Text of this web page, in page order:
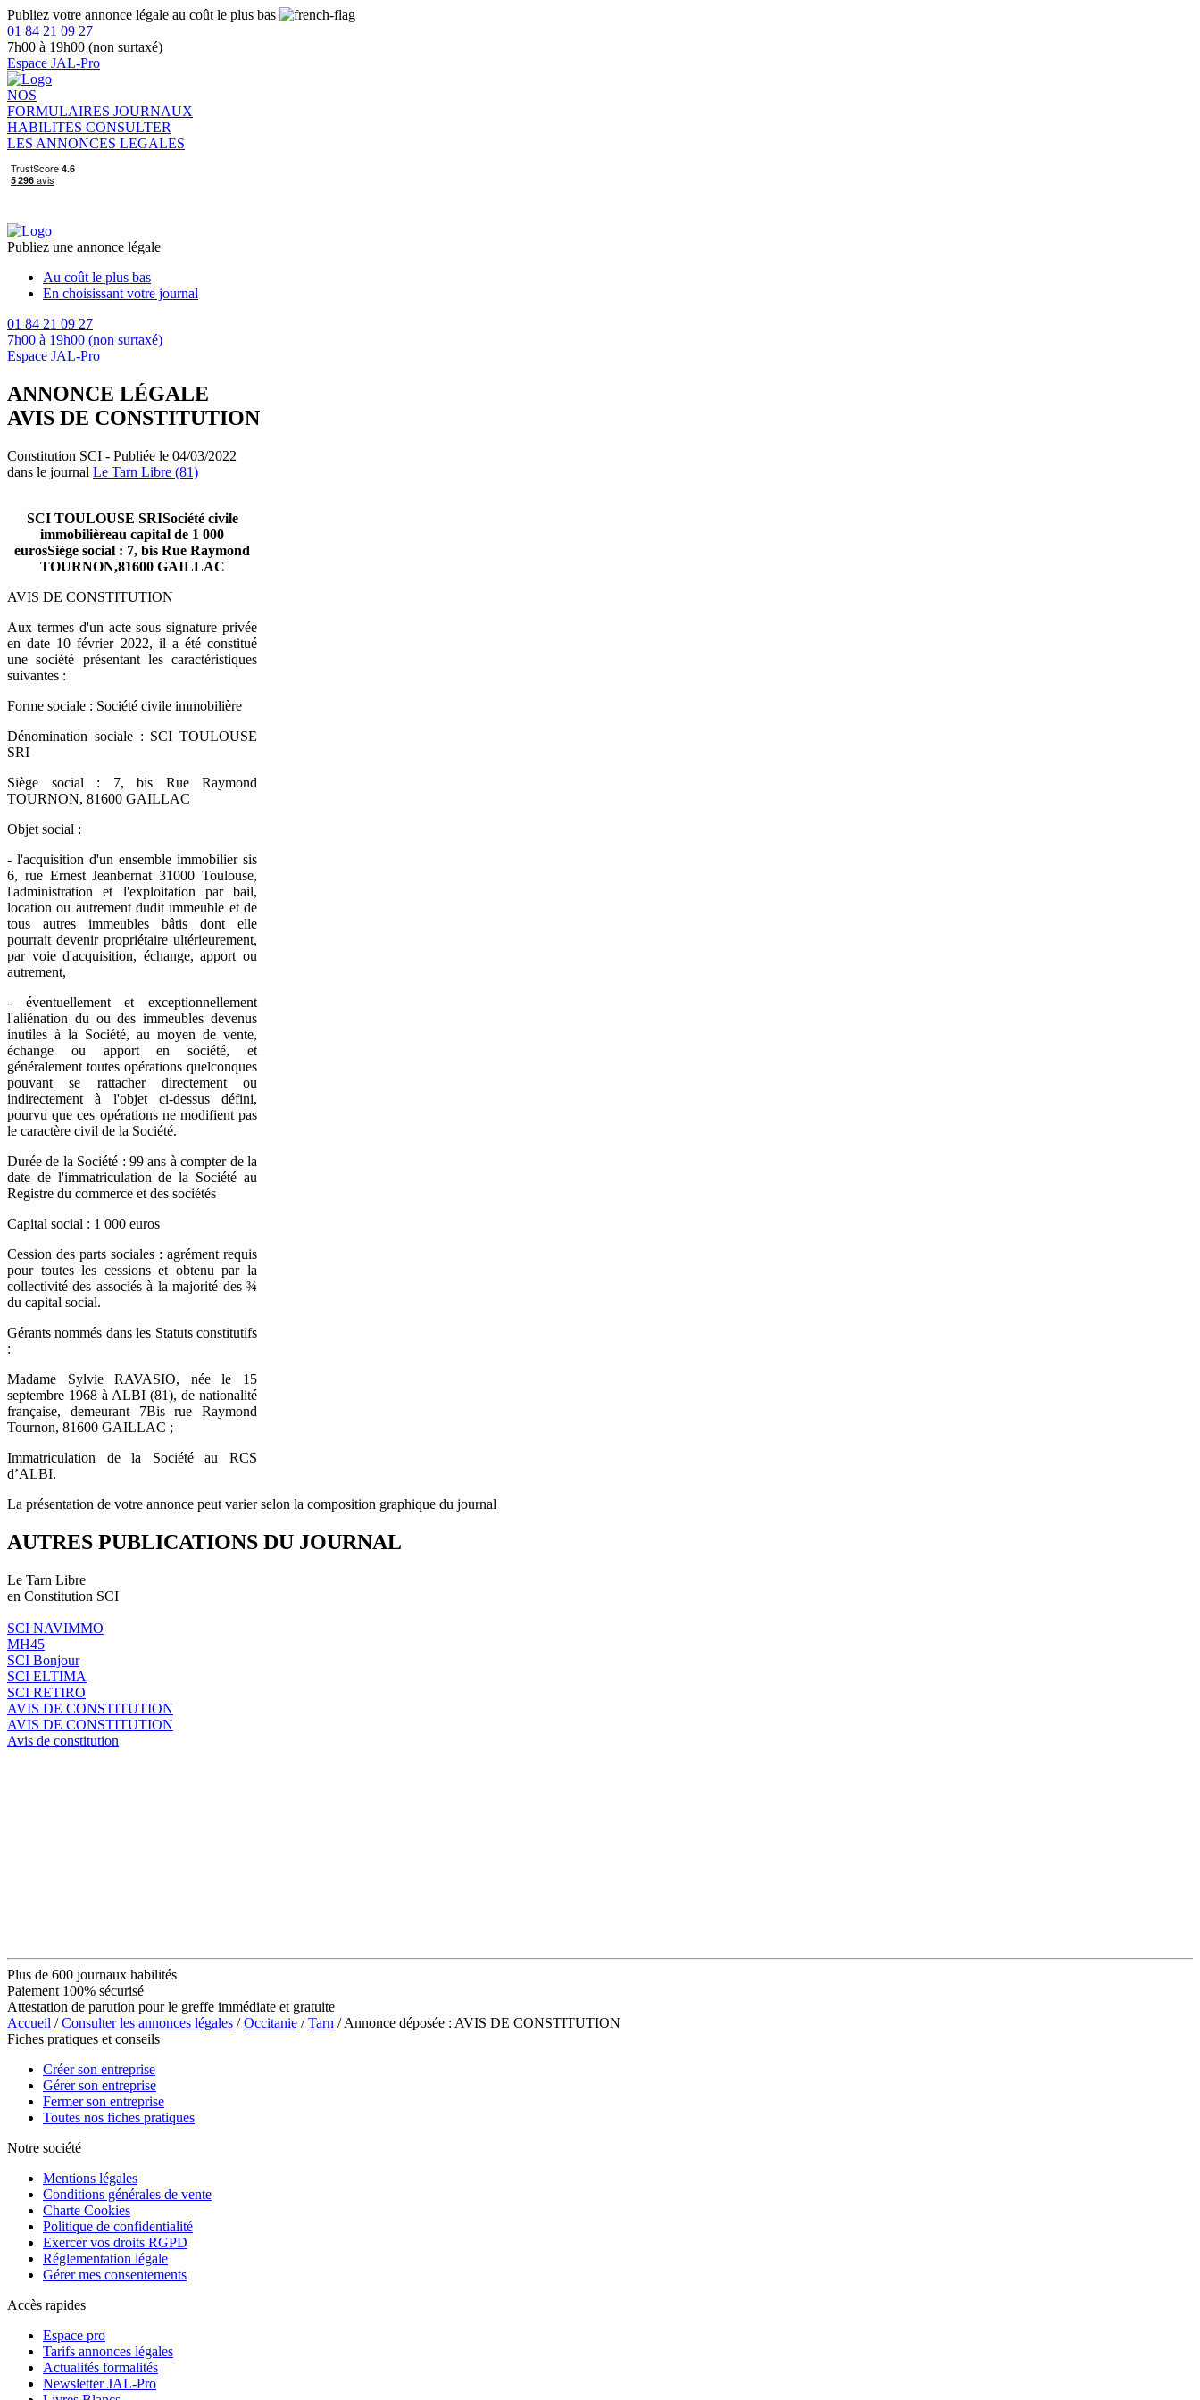
Publiez votre annonce légale au coût le plus bas
01 84 21 09 27
7h00 à 19h00 (non surtaxé)
Espace JAL-Pro
NOS
FORMULAIRES JOURNAUX
HABILITES CONSULTER
LES ANNONCES LEGALES
Publiez une annonce légale
Au coût le plus bas
En choisissant votre journal
01 84 21 09 27
7h00 à 19h00 (non surtaxé)
Espace JAL-Pro
ANNONCE LÉGALE
AVIS DE CONSTITUTION
Constitution SCI - Publiée le 04/03/2022
dans le journal Le Tarn Libre (81)
SCI TOULOUSE SRISociété civile
immobilièreau capital de 1 000
eurosSiège social : 7, bis Rue Raymond
TOURNON,81600 GAILLAC
AVIS DE CONSTITUTION
Aux termes d'un acte sous signature privée
en date 10 février 2022, il a été constitué
une société présentant les caractéristiques
suivantes :
Forme sociale : Société civile immobilière
Dénomination sociale : SCI TOULOUSE
SRI
Siège social : 7, bis Rue Raymond
TOURNON, 81600 GAILLAC
Objet social :
- l'acquisition d'un ensemble immobilier sis
6, rue Ernest Jeanbernat 31000 Toulouse,
l'administration et l'exploitation par bail,
location ou autrement dudit immeuble et de
tous autres immeubles bâtis dont elle
pourrait devenir propriétaire ultérieurement,
par voie d'acquisition, échange, apport ou
autrement,
- éventuellement et exceptionnellement
l'aliénation du ou des immeubles devenus
inutiles à la Société, au moyen de vente,
échange ou apport en société, et
généralement toutes opérations quelconques
pouvant se rattacher directement ou
indirectement à l'objet ci-dessus défini,
pourvu que ces opérations ne modifient pas
le caractère civil de la Société.
Durée de la Société : 99 ans à compter de la
date de l'immatriculation de la Société au
Registre du commerce et des sociétés
Capital social : 1 000 euros
Cession des parts sociales : agrément requis
pour toutes les cessions et obtenu par la
collectivité des associés à la majorité des ¾
du capital social.
Gérants nommés dans les Statuts constitutifs
:
Madame Sylvie RAVASIO, née le 15
septembre 1968 à ALBI (81), de nationalité
française, demeurant 7Bis rue Raymond
Tournon, 81600 GAILLAC ;
Immatriculation de la Société au RCS
d’ALBI.
La présentation de votre annonce peut varier selon la composition graphique du journal
AUTRES PUBLICATIONS DU JOURNAL
Le Tarn Libre
en Constitution SCI
SCI NAVIMMO
MH45
SCI Bonjour
SCI ELTIMA
SCI RETIRO
AVIS DE CONSTITUTION
AVIS DE CONSTITUTION
Avis de constitution
Plus de 600 journaux habilités
Paiement 100% sécurisé
Attestation de parution pour le greffe immédiate et gratuite
Accueil /Consulter les annonces légales /Occitanie /Tarn / Annonce déposée : AVIS DE CONSTITUTION
Fiches pratiques et conseils
Créer son entreprise
Gérer son entreprise
Fermer son entreprise
Toutes nos fiches pratiques
Notre société
Mentions légales
Conditions générales de vente
Charte Cookies
Politique de confidentialité
Exercer vos droits RGPD
Réglementation légale
Gérer mes consentements
Accès rapides
Espace pro
Tarifs annonces légales
Actualités formalités
Newsletter JAL-Pro